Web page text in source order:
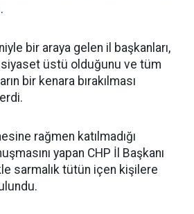
bir araya gelen il başkanları,
siyaset üstü olduğunu ve tüm
bir kenara bırakılması
rağmen katılmadığı
yapan CHP İl Başkanı
sarmalık tütün içen kişilere